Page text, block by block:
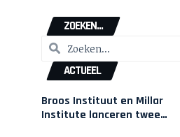
ZOEKEN...
ACTUEEL
Broos Instituut en Millar
Institute lanceren twee